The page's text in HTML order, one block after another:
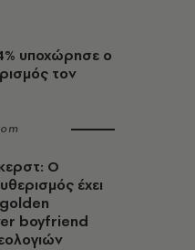
υποχώρησε ο
τον
Ο
έχει
golden
boyfriend